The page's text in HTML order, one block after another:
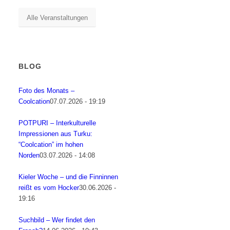
Alle Veranstaltungen
BLOG
Foto des Monats –
Coolcation07.07.2026 - 19:19
POTPURI – Interkulturelle
Impressionen aus Turku:
“Coolcation” im hohen
Norden03.07.2026 - 14:08
Kieler Woche – und die Finninnen
reißt es vom Hocker30.06.2026 -
19:16
Suchbild – Wer findet den